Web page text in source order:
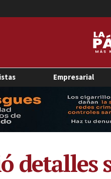
Empresarial
detalles